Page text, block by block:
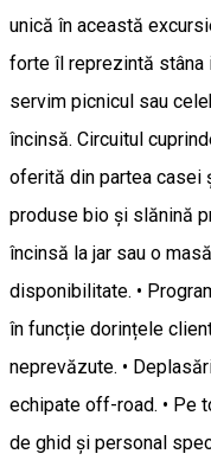
unică în această
forte îl reprezintă stâna
servim picnicul sau
încinsă. Circuitul
oferită din partea casei
produse bio și slănină
încinsă la jar sau o
disponibilitate. •
în funcție dorințele
neprevăzute. •
echipate off-road. • Pe
de ghid și personal